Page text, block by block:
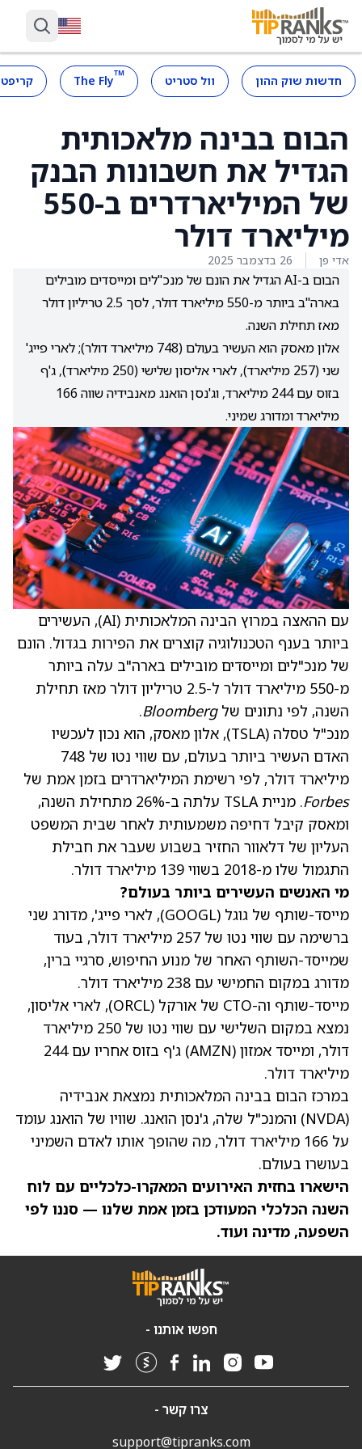
חדשות שוק ההון וול סטריט ™
The Fly
הבום בבינה מלאכותית
הגדיל את חשבונות הבנק
של המיליארדרים ב-550
מיליארד דולר
אדי פן 26 בדצמבר 2025
הבום ב-AI הגדיל את הונם של מנכ"לים ומייסדים מובילים
בארה"ב ביותר מ-550 מיליארד דולר, לסך 2.5 טריליון דולר
מאז תחילת השנה.
אלון מאסק הוא העשיר בעולם (748 מיליארד דולר); לארי פייג'
שני (257 מיליארד), לארי אליסון שלישי (250 מיליארד), ג'ף
בזוס עם 244 מיליארד, וג'נסן הואנג מאנבידיה שווה 166
מיליארד ומדורג שמיני.
עם ההאצה במרוץ הבינה המלאכותית (AI), העשירים
ביותר בענף הטכנולוגיה קוצרים את הפירות בגדול. הונם
של מנכ"לים ומייסדים מובילים בארה"ב עלה ביותר
מ-550 מיליארד דולר ל-2.5 טריליון דולר מאז תחילת
השנה, לפי נתונים שלBloomberg
.
מנכ"ל טסלה (TSLA)
, אלון מאסק, הוא נכון לעכשיו
האדם העשיר ביותר בעולם, עם שווי נטו של 748
מיליארד דולר, לפי רשימת המיליארדרים בזמן אמת של
Forbes
. מניית TSLA עלתה ב-26% מתחילת השנה,
ומאסק קיבל דחיפה משמעותית לאחר שבית המשפט
העליון של דלאוור החזיר בשבוע שעבר את חבילת
התגמול שלו מ-2018 בשווי 139 מיליארד דולר.
מי האנשים העשירים ביותר בעולם?
מייסד-שותף של גוגל (GOOGL)
, לארי פייג', מדורג שני
ברשימה עם שווי נטו של 257 מיליארד דולר, בעוד
שמייסד-השותף האחר של מנוע החיפוש, סרגיי ברין,
מדורג במקום החמישי עם 238 מיליארד דולר.
מייסד-שותף וה-CTO של אורקל
(ORCL)
, לארי אליסון,
נמצא במקום השלישי עם שווי נטו של 250 מיליארד
דולר, ומייסד אמזון (AMZN)
ג'ף בזוס אחריו עם 244
מיליארד דולר.
במרכז הבום בבינה המלאכותית נמצאת אנבידיה
(NVDA)
והמנכ"ל שלה, ג'נסן הואנג. שוויו של הואנג עומד
על 166 מיליארד דולר, מה שהופך אותו לאדם השמיני
בעושרו בעולם.
הישארו בחזית האירועים המאקרו-כלכליים עם לוח
השנה הכלכלי המעודכן בזמן אמת שלנו — סננו לפי
השפעה, מדינה ועוד.
חפשו אותנו -
צרו קשר -
support@tipranks.com